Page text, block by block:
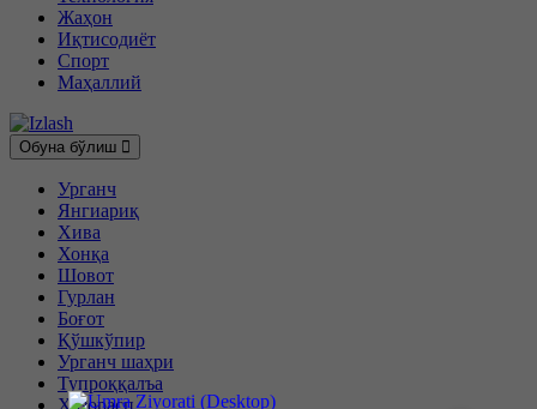
Жаҳон
Иқтисодиёт
Спорт
Маҳаллий
Обуна бўлиш
Урганч
Янгиариқ
Хива
Хонқа
Шовот
Гурлан
Боғот
Қўшкўпир
Урганч шаҳри
Тупроққалъа
Ҳазорасп